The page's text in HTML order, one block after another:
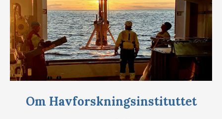
Om Havforskningsinstituttet